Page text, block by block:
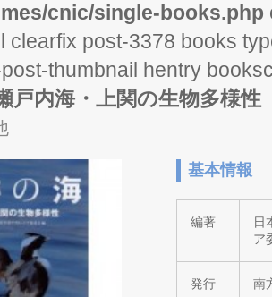
cnic/single-books.php
clearfix post-3378 books
thumbnail hentry
内海・上関の生物多様性
基本情報
編著
日
ア
発行 南